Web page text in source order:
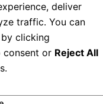
deliver
traffic. You can
clicking
consent or Reject All